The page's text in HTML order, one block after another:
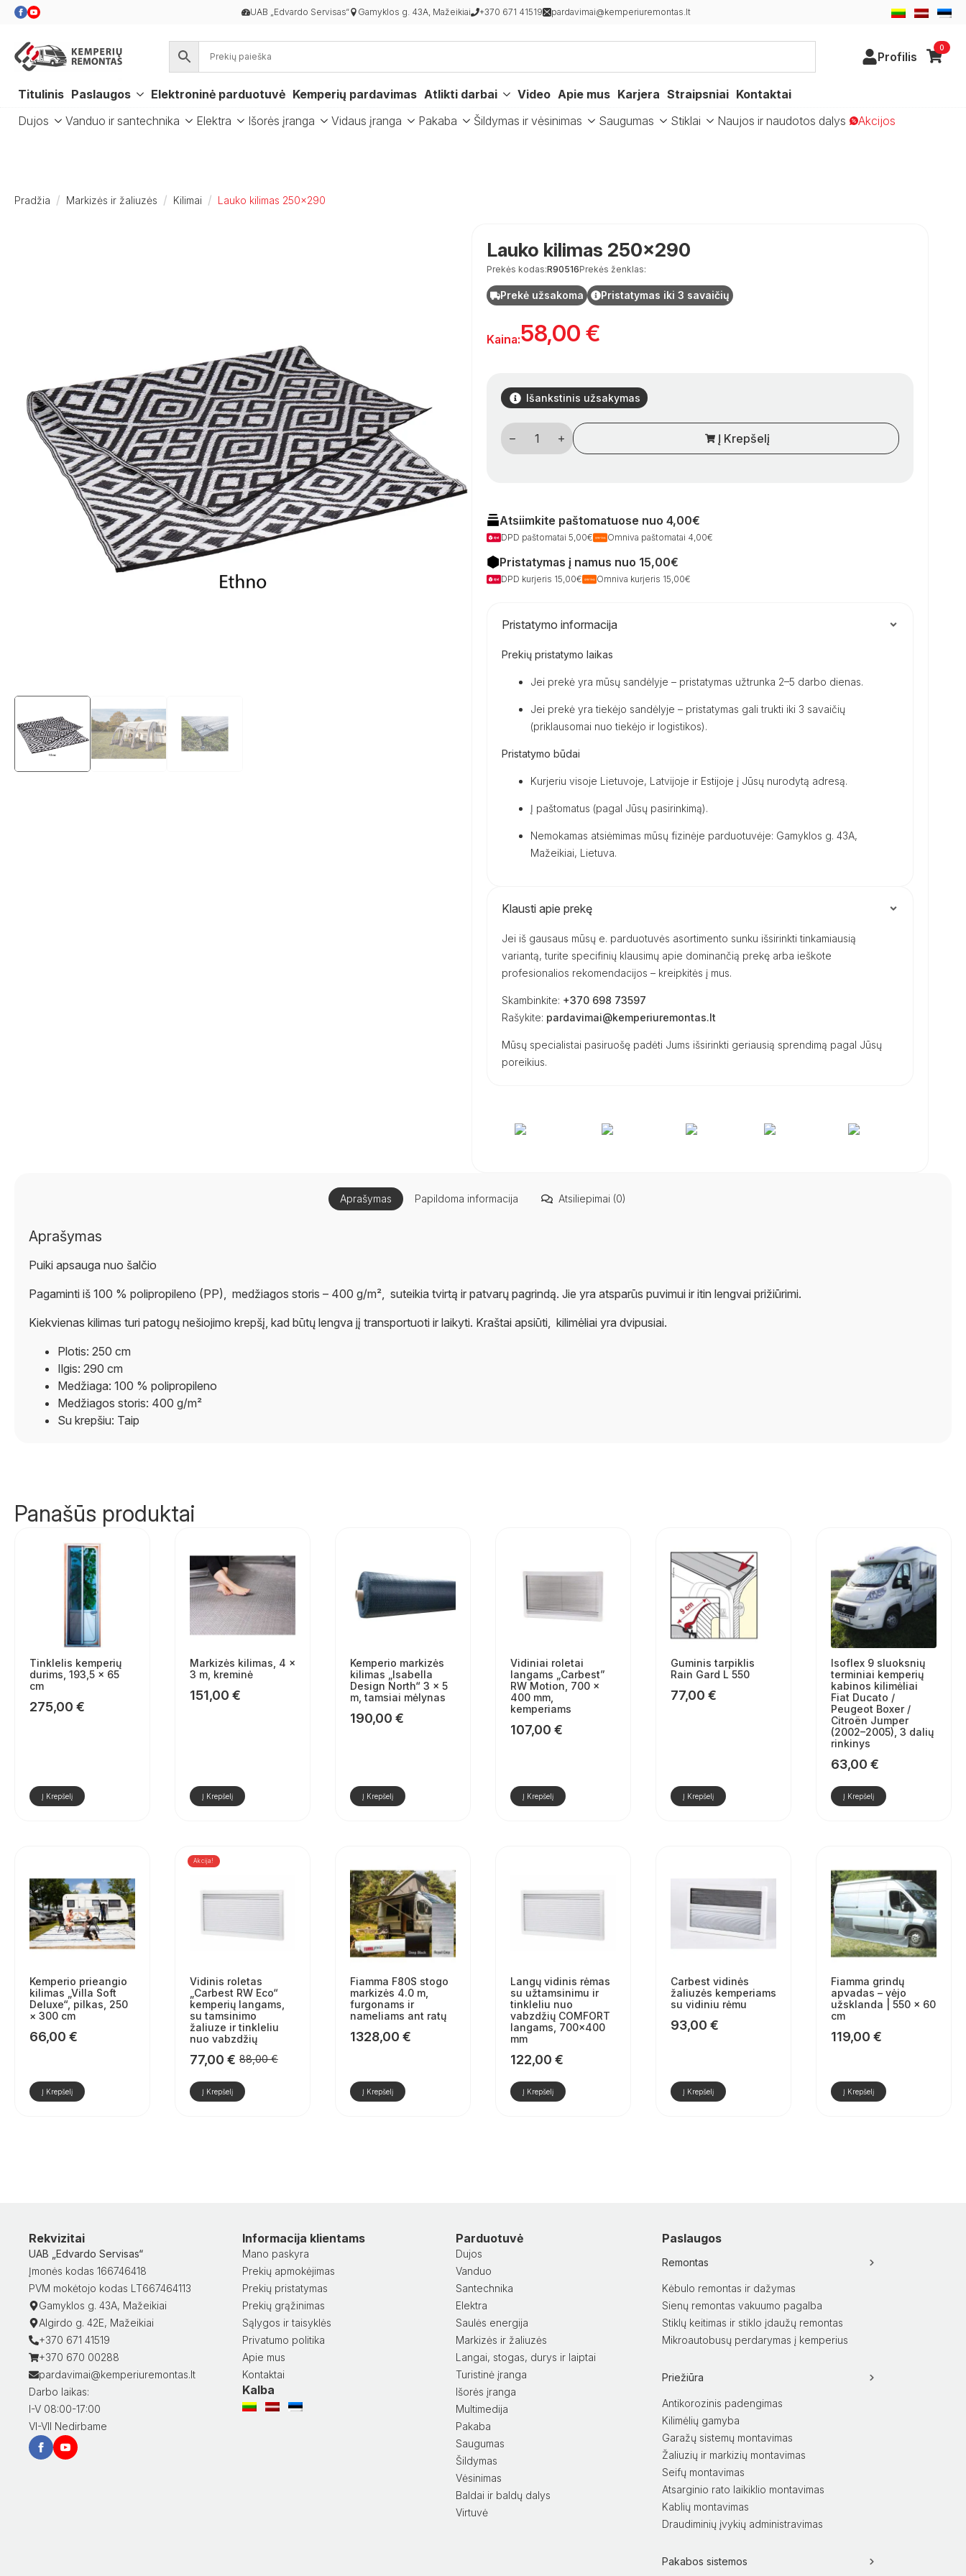
UAB „Edvardo Servisas“ Gamyklos g. 43A, Mažeikiai +370 671 41519 pardavimai@kemperiuremontas.lt
Profilis
0
Titulinis Paslaugos Elektroninė parduotuvė Kemperių pardavimas Atlikti darbai Video Apie mus Karjera Straipsniai Kontaktai
Dujos
Vanduo ir santechnika Elektra Išorės įranga Vidaus įranga Pakaba Šildymas ir vėsinimas Saugumas Stiklai Naujos ir naudotos dalys Akcijos
Pradžia Markizės ir žaliuzės Kilimai Lauko kilimas 250×290
Lauko kilimas 250×290
Prekės kodas:R90516Prekės ženklas:
Prekė užsakoma Pristatymas iki 3 savaičių
Kaina:58,00 €
Išankstinis užsakymas
produkto
kiekis:
Lauko
Į Krepšelį
Atsiimkite paštomatuose nuo 4,00€
DPD paštomatai 5,00€ Omniva paštomatai 4,00€
Pristatymas į namus nuo 15,00€
DPD kurjeris 15,00€ Omniva kurjeris 15,00€
Pristatymo informacija
Prekių pristatymo laikas
Jei prekė yra mūsų sandėlyje – pristatymas užtrunka 2–5 darbo dienas.
Jei prekė yra tiekėjo sandėlyje – pristatymas gali trukti iki 3 savaičių
(priklausomai nuo tiekėjo ir logistikos).
Pristatymo būdai
Kurjeriu visoje Lietuvoje, Latvijoje ir Estijoje į Jūsų nurodytą adresą.
Į paštomatus (pagal Jūsų pasirinkimą).
Nemokamas atsiėmimas mūsų fizinėje parduotuvėje: Gamyklos g. 43A,
Mažeikiai, Lietuva.
Klausti apie prekę
Jei iš gausaus mūsų e. parduotuvės asortimento sunku išsirinkti tinkamiausią
variantą, turite specifinių klausimų apie dominančią prekę arba ieškote
profesionalios rekomendacijos – kreipkitės į mus.
Skambinkite: +370 698 73597
Rašykite: pardavimai@kemperiuremontas.lt
Mūsų specialistai pasiruošę padėti Jums išsirinkti geriausią sprendimą pagal Jūsų
poreikius.
Aprašymas Papildoma informacija Atsiliepimai (0)
Aprašymas
Puiki apsauga nuo šalčio
Pagaminti iš 100 % polipropileno (PP), medžiagos storis – 400 g/m², suteikia tvirtą ir patvarų pagrindą. Jie yra atsparūs puvimui ir itin lengvai prižiūrimi.
Kiekvienas kilimas turi patogų nešiojimo krepšį, kad būtų lengva jį transportuoti ir laikyti. Kraštai apsiūti, kilimėliai yra dvipusiai.
Plotis: 250 cm
Ilgis: 290 cm
Medžiaga: 100 % polipropileno
Medžiagos storis: 400 g/m²
Su krepšiu: Taip
Panašūs produktai
Tinklelis kemperių
durims, 193,5 x 65
cm
275,00 €
Į Krepšelį
Markizės kilimas, 4 x
3 m, kreminė
151,00 €
Į Krepšelį
Kemperio markizės
kilimas „Isabella
Design North“ 3 × 5
m, tamsiai mėlynas
190,00 €
Į Krepšelį
Vidiniai roletai
langams „Carbest”
RW Motion, 700 ×
400 mm,
kemperiams
107,00 €
Į Krepšelį
Guminis tarpiklis
Rain Gard L 550
77,00 €
Į Krepšelį
Isoflex 9 sluoksnių
terminiai kemperių
kabinos kilimėliai
Fiat Ducato /
Peugeot Boxer /
Citroën Jumper
(2002–2005), 3 dalių
rinkinys
63,00 €
Į Krepšelį
Kemperio prieangio
kilimas „Villa Soft
Deluxe“, pilkas, 250
× 300 cm
66,00 €
Į Krepšelį
Akcija!
Vidinis roletas
„Carbest RW Eco“
kemperių langams,
su tamsinimo
žaliuze ir tinkleliu
nuo vabzdžių
88,00€
Pradinė
kaina
buvo:
77,00 €
Dabartinė
kaina
yra:Į Krepšelį
Fiamma F80S stogo
markizės 4.0 m,
furgonams ir
nameliams ant ratų
1328,00 €
Į Krepšelį
Langų vidinis rėmas
su užtamsinimu ir
tinkleliu nuo
vabzdžių COMFORT
langams, 700×400
mm
122,00 €
Į Krepšelį
Carbest vidinės
žaliuzės kemperiams
su vidiniu rėmu
93,00 €
Į Krepšelį
Fiamma grindų
apvadas – vėjo
užsklanda | 550 × 60
cm
119,00 €
Į Krepšelį
Rekvizitai
UAB „Edvardo Servisas“
Įmonės kodas 166746418
PVM mokėtojo kodas LT667464113
Gamyklos g. 43A, Mažeikiai
Algirdo g. 42E, Mažeikiai
+370 671 41519
+370 670 00288
pardavimai@kemperiuremontas.lt
Darbo laikas:
I-V 08:00-17:00
VI-VII Nedirbame
Informacija klientams
Mano paskyra
Prekių apmokėjimas
Prekių pristatymas
Prekių grąžinimas
Sąlygos ir taisyklės
Privatumo politika
Apie mus
Kontaktai
Kalba
Parduotuvė
Dujos
Vanduo
Santechnika
Elektra
Saulės energija
Markizės ir žaliuzės
Langai, stogas, durys ir laiptai
Turistinė įranga
Išorės įranga
Multimedija
Pakaba
Saugumas
Šildymas
Vėsinimas
Baldai ir baldų dalys
Virtuvė
Paslaugos
Remontas
Kėbulo remontas ir dažymas
Sienų remontas vakuumo pagalba
Stiklų keitimas ir stiklo įdaužų remontas
Mikroautobusų perdarymas į kemperius
Priežiūra
Antikorozinis padengimas
Kilimėlių gamyba
Garažų sistemų montavimas
Žaliuzių ir markizių montavimas
Seifų montavimas
Atsarginio rato laikiklio montavimas
Kablių montavimas
Draudiminių įvykių administravimas
Pakabos sistemos